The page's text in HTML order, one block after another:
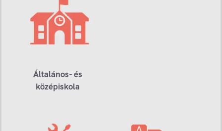
Általános- és
középiskola